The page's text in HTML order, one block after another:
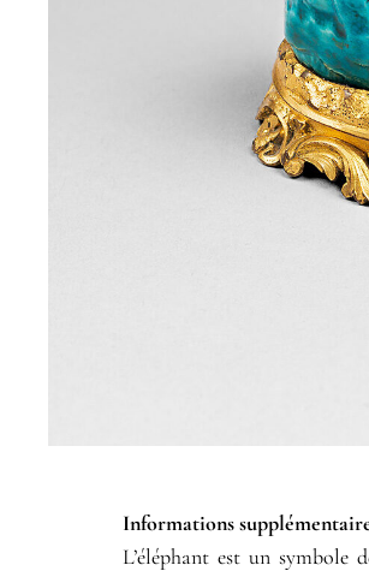
Informations
L’éléphant est un